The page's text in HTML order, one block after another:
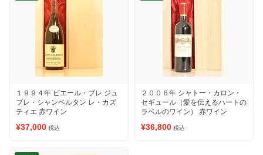
１９９４年 ピエール・ブレ ジュ
ブレ・シャンベルタン レ・カズ
ティエ 赤ワイン
¥37,000 税込
２００６年 シャトー・カロン・
セギュール（愛を伝えるハートの
ラベルのワイン） 赤ワイン
¥36,800 税込